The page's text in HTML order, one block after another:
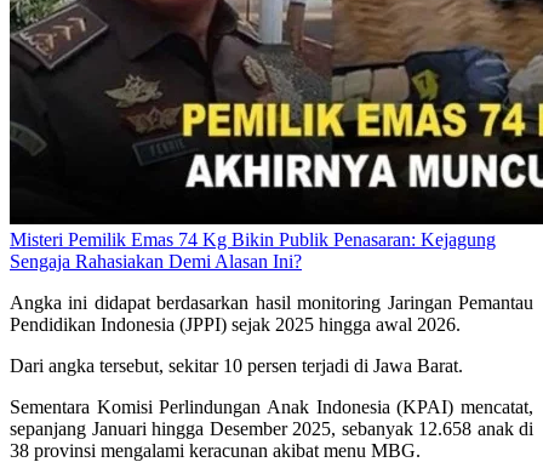
Misteri Pemilik Emas 74 Kg Bikin Publik Penasaran: Kejagung
Sengaja Rahasiakan Demi Alasan Ini?
Angka ini didapat berdasarkan hasil monitoring Jaringan Pemantau
Pendidikan Indonesia (JPPI) sejak 2025 hingga awal 2026.
Dari angka tersebut, sekitar 10 persen terjadi di Jawa Barat.
Sementara Komisi Perlindungan Anak Indonesia (KPAI) mencatat,
sepanjang Januari hingga Desember 2025, sebanyak 12.658 anak di
38 provinsi mengalami keracunan akibat menu MBG.